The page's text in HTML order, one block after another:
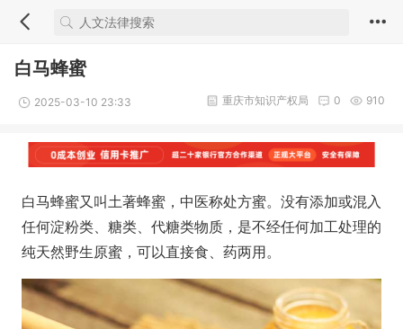
白马蜂蜜
2025-03-10 23:33 910
0
重庆市知识产权局
白马蜂蜜又叫土著蜂蜜，中医称处方蜜。没有添加或混入
任何淀粉类、糖类、代糖类物质，是不经任何加工处理的
纯天然野生原蜜，可以直接食、药两用。